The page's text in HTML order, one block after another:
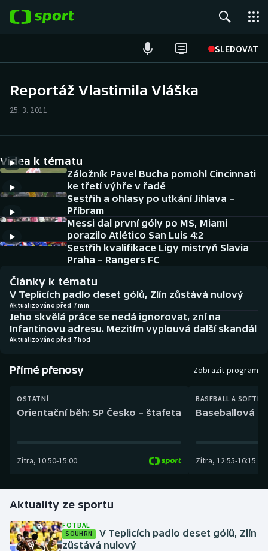
SLEDOVAT
Hokej
Tenis
Atletika
Cyklistika
DALŠÍ SPORTY
Americký fotbal
Baseball a softbal
Basketbal
Biatlon
Boby a skeleton
Futsal
Golf
NEPŘEHLÉDNĚTE
Soutěže
Historické návraty
Aplikace ČT sport
AZ kvíz
Reportáž Vlastimila Vláška
25. 3. 2011
Videa k tématu
Záložník Pavel Bucha pomohl Cincinnati
ke třetí výhře v řadě
Sestřih a ohlasy po utkání Jihlava –
Příbram
Messi dal první góly po MS, Miami
porazilo Atlético San Luis 4:2
Sestřih kvalifikace Ligy mistryň Slavia
Praha – Rangers FC
Články k tématu
V Teplicích padlo deset gólů, Zlín zůstává nulový
Aktualizováno před 7 min
Jeho skvělá práce se nedá ignorovat, zní na
Infantinovu adresu. Mezitím vyplouvá další skandál
Aktualizováno před 7 hod
Přímé přenosy Zobrazit program
OSTATNÍ
Orientační běh: SP Česko – štafeta
Zítra, 10:50-15:00
BASEBALL A
Baseballová
Zítra, 12:55-16:15
Aktuality ze sportu
FOTBAL
SOUHRN
V Teplicích padlo deset gólů, Zlín
zůstává nulový